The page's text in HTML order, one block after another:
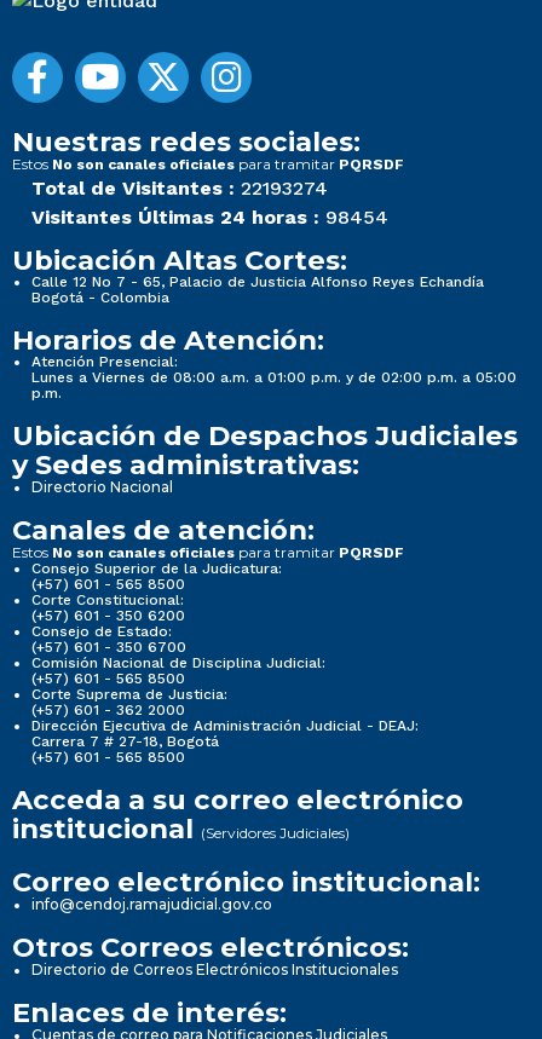
Nuestras redes sociales:
Estos No son canales oficiales para tramitar PQRSDF
Total de Visitantes : 22193274
Visitantes Últimas 24 horas : 98454
Ubicación Altas Cortes:
Calle 12 No 7 - 65, Palacio de Justicia Alfonso Reyes Echandía
Bogotá - Colombia
Horarios de Atención:
Atención Presencial:
Lunes a Viernes de 08:00 a.m. a 01:00 p.m. y de 02:00 p.m. a 05:00
p.m.
Ubicación de Despachos Judiciales
y Sedes administrativas:
Directorio Nacional
Canales de atención:
Estos No son canales oficiales para tramitar PQRSDF
Consejo Superior de la Judicatura:
(+57) 601 - 565 8500
Corte Constitucional:
(+57) 601 - 350 6200
Consejo de Estado:
(+57) 601 - 350 6700
Comisión Nacional de Disciplina Judicial:
(+57) 601 - 565 8500
Corte Suprema de Justicia:
(+57) 601 - 362 2000
Dirección Ejecutiva de Administración Judicial - DEAJ:
Carrera 7 # 27-18, Bogotá
(+57) 601 - 565 8500
Acceda a su correo electrónico
institucional (Servidores Judiciales)
Correo electrónico institucional:
info@cendoj.ramajudicial.gov.co
Otros Correos electrónicos:
Directorio de Correos Electrónicos Institucionales
Enlaces de interés:
Cuentas de correo para Notificaciones Judiciales